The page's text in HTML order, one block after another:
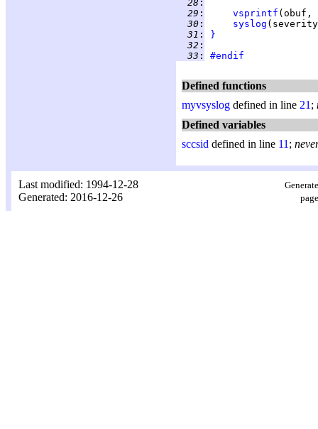
  28
:
  29
: vsprintf (obuf,
  30
: syslog
  31
:
}
  32
:
  33
: #endif
Defined functions
myvsyslog defined in line 21 ;
Defined variables
sccsid defined in line 11;
Last modified: 1994-12-28
Generated: 2016-12-26